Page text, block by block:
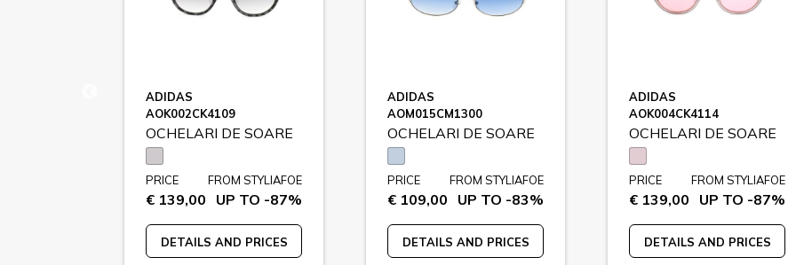
ADIDAS
AOK002CK4109
OCHELARI DE SOARE
PRICE
€ 139,00
FROM STYLIAFOE
UP TO -87%
DETAILS AND PRICES
ADIDAS
AOM015CM1300
OCHELARI DE SOARE
PRICE
€ 109,00
FROM STYLIAFOE
UP TO -83%
DETAILS AND PRICES
ADIDAS
AOK004CK4114
OCHELARI DE SOARE
PRICE
€ 139,00
FROM STYLIAFOE
UP TO -87%
DETAILS AND PRICES